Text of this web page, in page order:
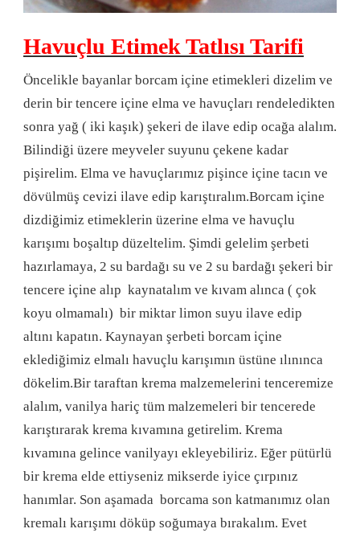
Havuçlu Etimek Tatlısı Tarifi
Öncelikle bayanlar borcam içine etimekleri dizelim ve
derin bir tencere içine elma ve havuçları rendeledikten
sonra yağ ( iki kaşık) şekeri de ilave edip ocağa alalım.
Bilindiği üzere meyveler suyunu çekene kadar
pişirelim. Elma ve havuçlarımız pişince içine tacın ve
dövülmüş cevizi ilave edip karıştıralım.Borcam içine
dizdiğimiz etimeklerin üzerine elma ve havuçlu
karışımı boşaltıp düzeltelim. Şimdi gelelim şerbeti
hazırlamaya, 2 su bardağı su ve 2 su bardağı şekeri bir
tencere içine alıp kaynatalım ve kıvam alınca ( çok
koyu olmamalı) bir miktar limon suyu ilave edip
altını kapatın. Kaynayan şerbeti borcam içine
eklediğimiz elmalı havuçlu karışımın üstüne ılınınca
dökelim.Bir taraftan krema malzemelerini tenceremize
alalım, vanilya hariç tüm malzemeleri bir tencerede
karıştırarak krema kıvamına getirelim. Krema
kıvamına gelince vanilyayı ekleyebiliriz. Eğer pütürlü
bir krema elde ettiyseniz mikserde iyice çırpınız
hanımlar. Son aşamada borcama son katmanımız olan
kremalı karışımı döküp soğumaya bırakalım. Evet